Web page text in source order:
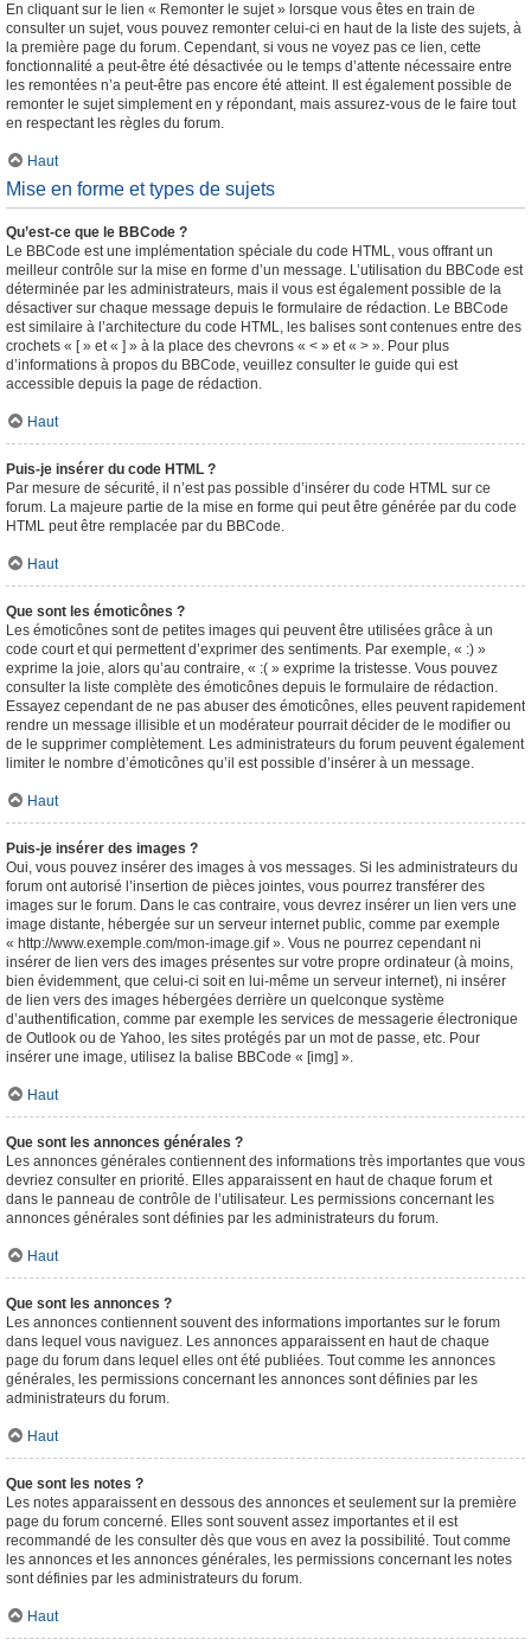
En cliquant sur le lien « Remonter le sujet » lorsque vous êtes en train de
consulter un sujet, vous pouvez remonter celui-ci en haut de la liste des sujets, à
la première page du forum. Cependant, si vous ne voyez pas ce lien, cette
fonctionnalité a peut-être été désactivée ou le temps d’attente nécessaire entre
les remontées n’a peut-être pas encore été atteint. Il est également possible de
remonter le sujet simplement en y répondant, mais assurez-vous de le faire tout
en respectant les règles du forum.
Haut
Mise en forme et types de sujets
Qu’est-ce que le BBCode ?
Le BBCode est une implémentation spéciale du code HTML, vous offrant un
meilleur contrôle sur la mise en forme d’un message. L’utilisation du BBCode est
déterminée par les administrateurs, mais il vous est également possible de la
désactiver sur chaque message depuis le formulaire de rédaction. Le BBCode
est similaire à l’architecture du code HTML, les balises sont contenues entre des
crochets « [ » et « ] » à la place des chevrons « < » et « > ». Pour plus
d’informations à propos du BBCode, veuillez consulter le guide qui est
accessible depuis la page de rédaction.
Haut
Puis-je insérer du code HTML ?
Par mesure de sécurité, il n’est pas possible d’insérer du code HTML sur ce
forum. La majeure partie de la mise en forme qui peut être générée par du code
HTML peut être remplacée par du BBCode.
Haut
Que sont les émoticônes ?
Les émoticônes sont de petites images qui peuvent être utilisées grâce à un
code court et qui permettent d’exprimer des sentiments. Par exemple, « :) »
exprime la joie, alors qu’au contraire, « :( » exprime la tristesse. Vous pouvez
consulter la liste complète des émoticônes depuis le formulaire de rédaction.
Essayez cependant de ne pas abuser des émoticônes, elles peuvent rapidement
rendre un message illisible et un modérateur pourrait décider de le modifier ou
de le supprimer complètement. Les administrateurs du forum peuvent également
limiter le nombre d’émoticônes qu’il est possible d’insérer à un message.
Haut
Puis-je insérer des images ?
Oui, vous pouvez insérer des images à vos messages. Si les administrateurs du
forum ont autorisé l’insertion de pièces jointes, vous pourrez transférer des
images sur le forum. Dans le cas contraire, vous devrez insérer un lien vers une
image distante, hébergée sur un serveur internet public, comme par exemple
« http://www.exemple.com/mon-image.gif ». Vous ne pourrez cependant ni
insérer de lien vers des images présentes sur votre propre ordinateur (à moins,
bien évidemment, que celui-ci soit en lui-même un serveur internet), ni insérer
de lien vers des images hébergées derrière un quelconque système
d’authentification, comme par exemple les services de messagerie électronique
de Outlook ou de Yahoo, les sites protégés par un mot de passe, etc. Pour
insérer une image, utilisez la balise BBCode « [img] ».
Haut
Que sont les annonces générales ?
Les annonces générales contiennent des informations très importantes que vous
devriez consulter en priorité. Elles apparaissent en haut de chaque forum et
dans le panneau de contrôle de l’utilisateur. Les permissions concernant les
annonces générales sont définies par les administrateurs du forum.
Haut
Que sont les annonces ?
Les annonces contiennent souvent des informations importantes sur le forum
dans lequel vous naviguez. Les annonces apparaissent en haut de chaque
page du forum dans lequel elles ont été publiées. Tout comme les annonces
générales, les permissions concernant les annonces sont définies par les
administrateurs du forum.
Haut
Que sont les notes ?
Les notes apparaissent en dessous des annonces et seulement sur la première
page du forum concerné. Elles sont souvent assez importantes et il est
recommandé de les consulter dès que vous en avez la possibilité. Tout comme
les annonces et les annonces générales, les permissions concernant les notes
sont définies par les administrateurs du forum.
Haut